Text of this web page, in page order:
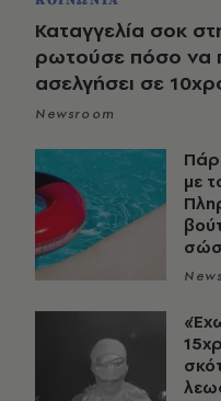
Καταγγελία σοκ
ρωτούσε πόσο να
ασελγήσει σε
Newsroom
με